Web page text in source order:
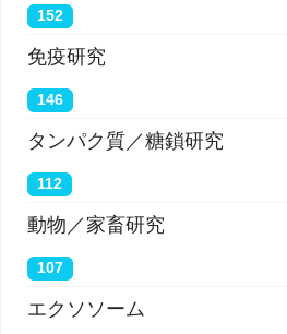
152
免疫研究
146
タンパク質／糖鎖研究
112
動物／家畜研究
107
エクソソーム